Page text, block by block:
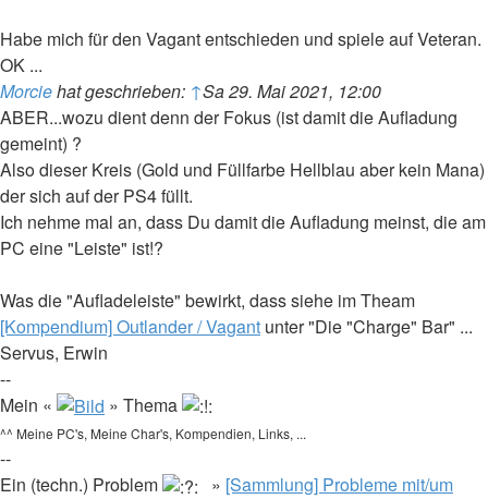
Habe mich für den Vagant entschieden und spiele auf Veteran.
OK ...
Morciehat geschrieben: ↑Sa 29. Mai 2021, 12:00
ABER...wozu dient denn der Fokus (ist damit die Aufladung
gemeint) ?
Also dieser Kreis (Gold und Füllfarbe Hellblau aber kein Mana)
der sich auf der PS4 füllt.
Ich nehme mal an, dass Du damit die Aufladung meinst, die am
PC eine "Leiste" ist!?
Was die "Aufladeleiste" bewirkt, dass siehe im Theam
[Kompendium] Outlander / Vagant unter "Die "Charge" Bar" ...
Servus, Erwin
--
Mein «
» Thema
^^ Meine PC's, Meine Char's, Kompendien, Links, ...
--
Ein (techn.) Problem
» [Sammlung] Probleme mit/um